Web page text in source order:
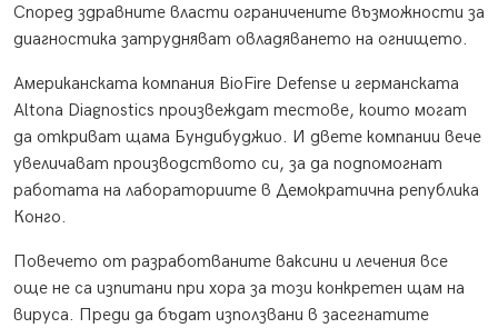
Според здравните власти ограничените възможности за
диагностика затрудняват овладяването на огнището.
Американската компания BioFire Defense и германската
Altona Diagnostics произвеждат тестове, които могат
да откриват щама Бундибуджио. И двете компании вече
увеличават производството си, за да подпомогнат
работата на лабораториите в Демократична република
Конго.
Повечето от разработваните ваксини и лечения все
още не са изпитани при хора за този конкретен щам на
вируса. Преди да бъдат използвани в засегнатите